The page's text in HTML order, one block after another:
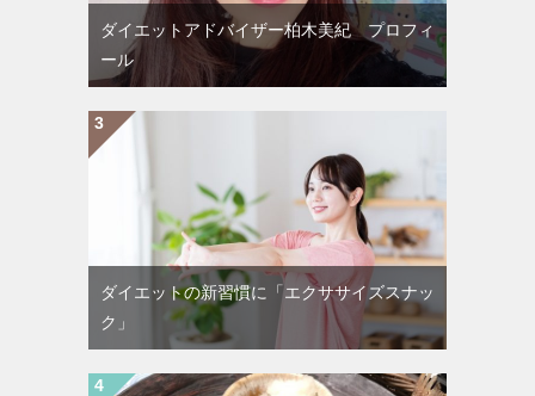
ダイエットアドバイザー柏木美紀 プロフィ
ール
ダイエットの新習慣に「エクササイズスナッ
ク」